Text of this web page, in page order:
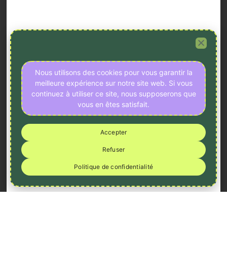
Nous utilisons des cookies pour vous garantir la
meilleure expérience sur notre site web. Si vous
continuez à utiliser ce site, nous supposerons que
vous en êtes satisfait.
Accepter
Refuser
Politique de confidentialité